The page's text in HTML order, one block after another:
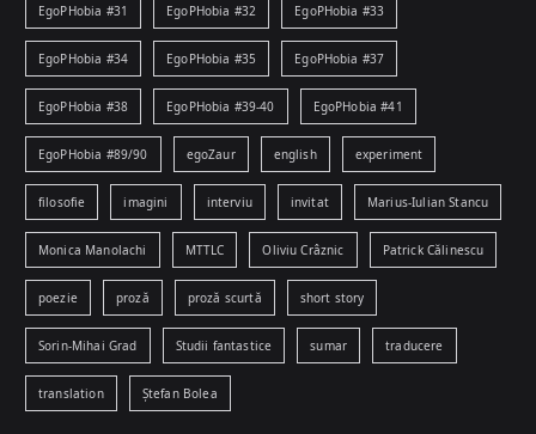
EgoPHobia #31 EgoPHobia #32 EgoPHobia #33
EgoPHobia #34 EgoPHobia #35 EgoPHobia #37
EgoPHobia #38 EgoPHobia #39-40 EgoPHobia #41
EgoPHobia #89/90 egoZaur english experiment
filosofie imagini interviu invitat Marius-Iulian Stancu
Monica Manolachi MTTLC Oliviu Crâznic Patrick Călinescu
poezie proză proză scurtă short story
Sorin-Mihai Grad Studii fantastice sumar traducere
translation Ștefan Bolea